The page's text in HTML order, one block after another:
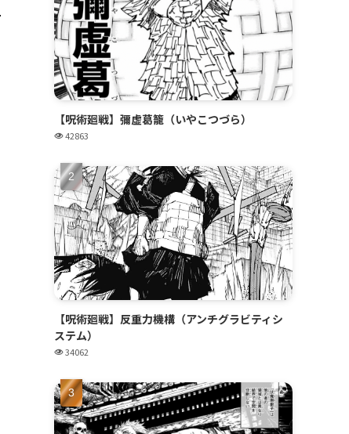
【呪術廻戦】彌虚葛籠（いやこつづら）
42863
【呪術廻戦】反重力機構（アンチグラビティシ
ステム）
34062